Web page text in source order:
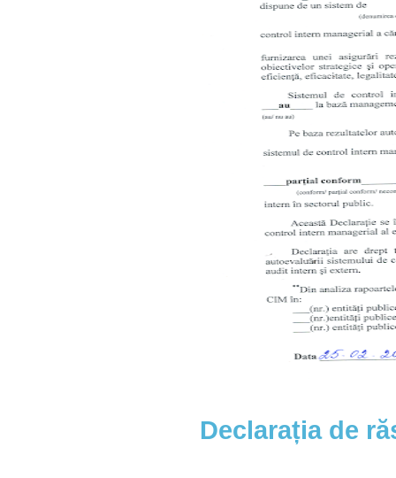
Declarația de